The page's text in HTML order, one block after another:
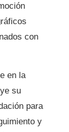
con
en la
su
para
y